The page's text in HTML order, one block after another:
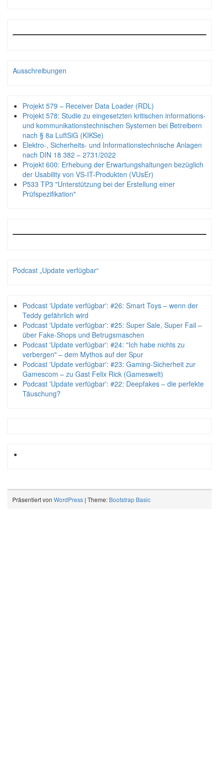
Ausschreibungen
Projekt 579 – Receiver Data Loader (RDL)
Projekt 578: Studie zu eingesetzten kritischen informations-
und kommunikationstechnischen Systemen bei Betreibern
nach § 8a LuftSiG (KIKSe)
Elektro-, Sicherheits- und Informationstechnische Anlagen
nach DIN 18 382 – 2731/2022
Projekt 600: Erhebung der Erwartungshaltungen bezüglich
der Usability von VS-IT-Produkten (VUsEr)
P533 TP3 "Unterstützung bei der Erstellung einer
Prüfspezifikation"
Podcast „Update verfügbar“
Podcast 'Update verfügbar': #26: Smart Toys – wenn der
Teddy gefährlich wird
Podcast 'Update verfügbar': #25: Super Sale, Super Fail –
über Fake-Shops und Betrugsmaschen
Podcast 'Update verfügbar': #24: "Ich habe nichts zu
verbergen" – dem Mythos auf der Spur
Podcast 'Update verfügbar': #23: Gaming-Sicherheit zur
Gamescom – zu Gast Felix Rick (Gameswelt)
Podcast 'Update verfügbar': #22: Deepfakes – die perfekte
Täuschung?
Präsentiert von WordPress | Theme: Bootstrap Basic